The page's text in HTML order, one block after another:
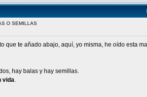
O SEMILLAS
que te añado abajo, aquí, yo misma, he oído esta
hay balas y hay semillas.
vida.